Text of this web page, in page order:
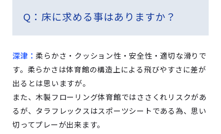
Q ：床に求める事はありますか？
深津：柔らかさ・クッション性・安全性・適切な滑りで
す。柔らかさは体育館の構造上による飛びやすさに差が
出るとは思いますが。
また、木製フローリング体育館ではささくれリスクがあ
るが、タラフレックスはスポーツシートである為、思い
切ってプレーが出来ます。